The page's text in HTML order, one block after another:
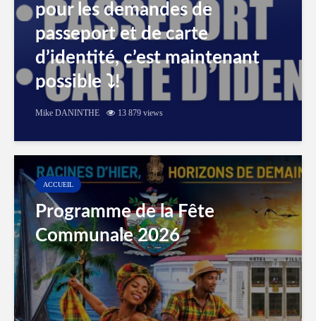
pour les demandes de
passeport et de carte
d’identité, c’est maintenant
possible ⤵️!
Mike DANINTHE 13 879 views
ACCUEIL
Programme de la Fête
Communale 2026